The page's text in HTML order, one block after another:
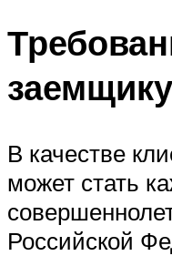
заемщику
В качестве
может стать
Российской